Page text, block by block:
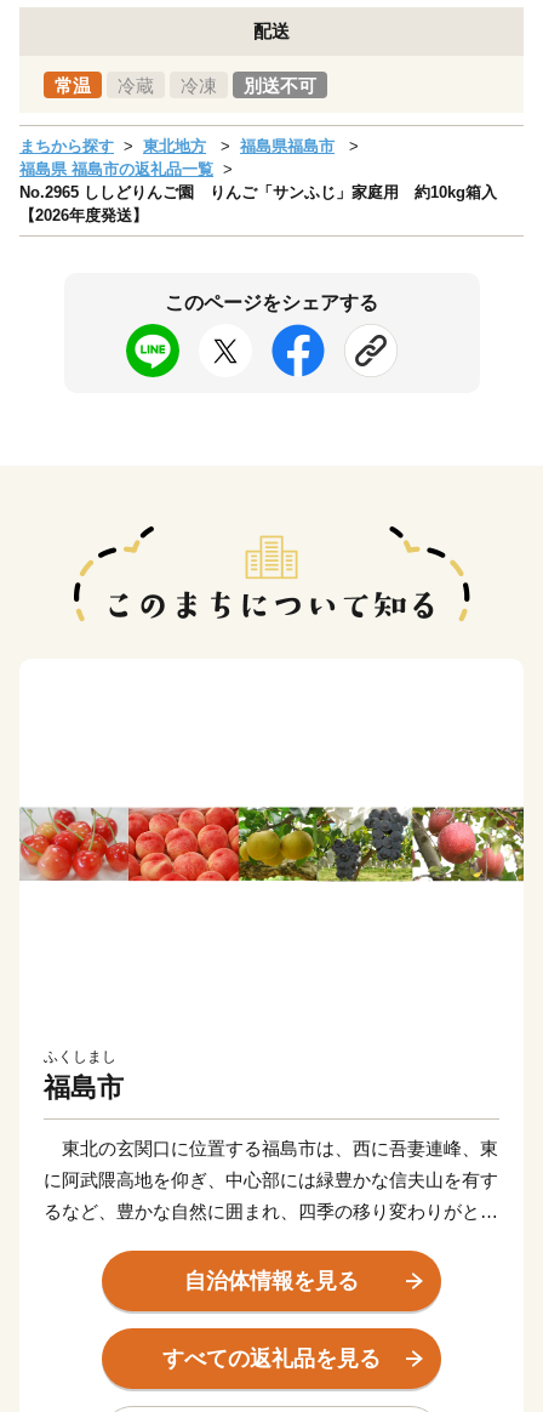
配送
常温 冷蔵 冷凍 別送不可
まちから探す 東北地方
福島県福島市
福島県 福島市の返礼品一覧
No.2965 ししどりんご園 りんご「サンふじ」家庭用 約10kg箱入
【2026年度発送】
このページをシェアする
ふくしまし
福島市
東北の玄関口に位置する福島市は、西に吾妻連峰、東
に阿武隈高地を仰ぎ、中心部には緑豊かな信夫山を有す
るなど、豊かな自然に囲まれ、四季の移り変わりがとて
また、俳聖松尾芭蕉も訪れたという歴史と伝統に培わ
れた「飯坂温泉」をはじめ、こけしと水芭蕉の里「土湯
温泉」や奥州三高湯の一つに数えられる温泉郷「高湯温
泉」といったそれぞれに特色のある温泉地を有している
自治体情報を見る
すべての返礼品を見る